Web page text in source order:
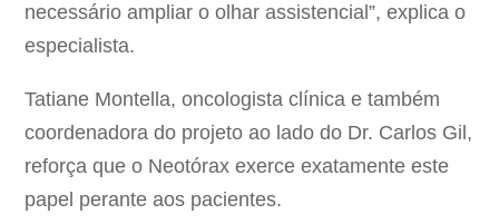
necessário ampliar o olhar assistencial”, explica o
especialista.
Tatiane Montella, oncologista clínica e também
coordenadora do projeto ao lado do Dr. Carlos Gil,
reforça que o Neotórax exerce exatamente este
papel perante aos pacientes.